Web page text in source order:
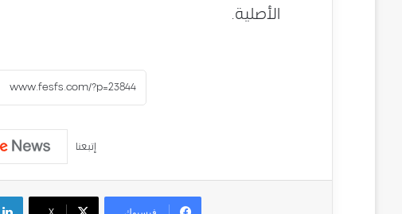
الأصلية.
إتبعنا